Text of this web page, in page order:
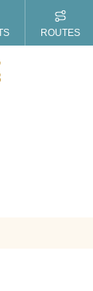
ROUTES